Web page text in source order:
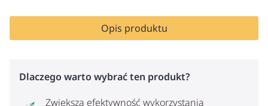
Opis produktu
Dlaczego warto wybrać ten produkt?
Zwiększa efektywność wykorzystania